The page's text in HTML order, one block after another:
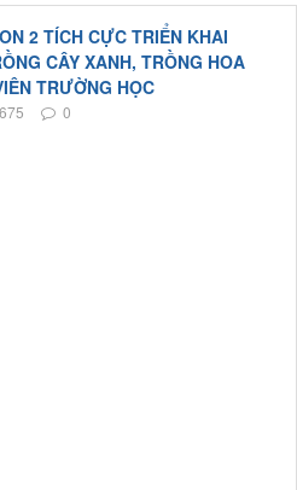
2 TÍCH CỰC TRIỂN KHAI
CÂY XANH, TRỒNG HOA
TRƯỜNG HỌC
675 0